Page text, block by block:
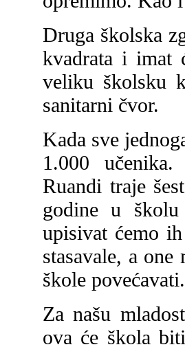
Druga školska
kvadrata i imat
veliku školsku
sanitarni čvor.
Kada sve
1.000
Ruandi traje
godine u
upisivat ćemo
stasavale, a
škole povećavati.
Za našu
ova će škola